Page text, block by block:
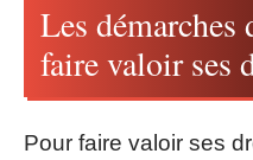
Les
faire valoir ses
Pour faire valoir ses